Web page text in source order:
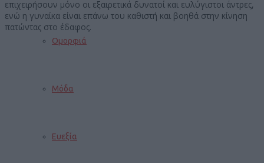
Ομορφιά
Μόδα
Ευεξία
επιχειρήσουν μόνο οι εξαιρετικά δυνατοί και ευλύγιστοι άντρες,
ενώ η γυναίκα είναι επάνω του καθιστή και βοηθά στην κίνηση
πατώντας στο έδαφος.